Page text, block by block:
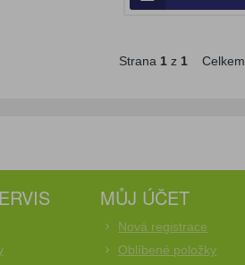
Strana 1z 1Celkem
MŮJ ÚČET
Nová registrace
Oblíbené položky